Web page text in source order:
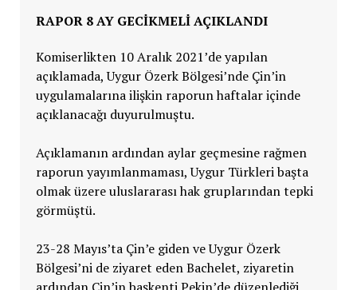
RAPOR 8 AY GECIKMELI AÇIKLANDI
Komiserlikten 10 Aralık 2021’de yapılan
açıklamada, Uygur Özerk Bölgesi’nde Çin’in
uygulamalarına ilişkin raporun haftalar içinde
açıklanacağı duyurulmuştu.
Açıklamanın ardından aylar geçmesine rağmen
raporun yayımlanmaması, Uygur Türkleri başta
olmak üzere uluslararası hak gruplarından tepki
görmüştü.
23-28 Mayıs’ta Çin’e giden ve Uygur Özerk
Bölgesi’ni de ziyaret eden Bachelet, ziyaretin